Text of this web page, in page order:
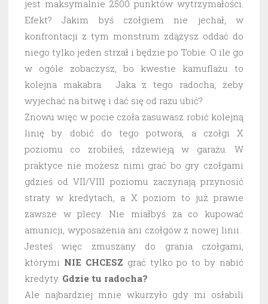
jest maksymalnie 2500 punktów wytrzymałości.
Efekt? Jakim byś czołgiem nie jechał, w
konfrontacji z tym monstrum zdążysz oddać do
niego tylko jeden strzał i będzie po Tobie. O ile go
w ogóle zobaczysz, bo kwestie kamuflażu to
kolejna makabra. Jaka z tego radocha, żeby
wyjechać na bitwę i dać się od razu ubić?
Znowu więc w pocie czoła zasuwasz robić kolejną
linię by dobić do tego potwora, a czołgi X
poziomu co zrobiłeś, rdzewieją w garażu. W
praktyce nie możesz nimi grać bo gry czołgami
gdzieś od VII/VIII poziomu zaczynają przynosić
straty w kredytach, a X poziom to już prawie
zawsze w plecy. Nie miałbyś za co kupować
amunicji, wyposażenia ani czołgów z nowej linii.
Jesteś więc zmuszany do grania czołgami,
którymi NIE CHCESZ grać tylko po to by nabić
kredyty. Gdzie tu radocha?
Ale najbardziej mnie wkurzyło gdy mi osłabili